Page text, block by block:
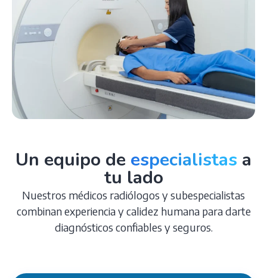
Un equipo de especialistas a
tu lado
Nuestros médicos radiólogos y subespecialistas
combinan experiencia y calidez humana para darte
diagnósticos confiables y seguros.